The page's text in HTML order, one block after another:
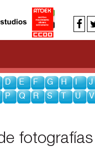
D E F G H I J
P Q R S T U V
fotografías